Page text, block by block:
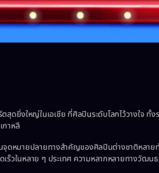
สุดยิ่งใหญ่ในเอเชีย ที่ศิลปินระดับโลกไว้วางใจ ทั้
กาหลี
จุดหมายปลายทางสำคัญของศิลปินต่างชาติหลาย
เร็วในหลาย ๆ ประเทศ ความหลากหลายทางวัฒ